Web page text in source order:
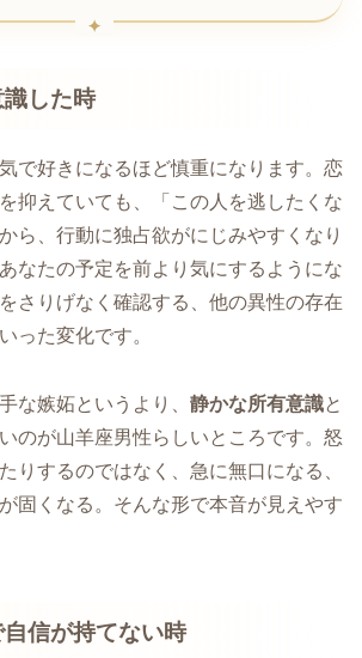
した時
で好きになるほど慎重になります。恋
抑えていても、「この人を逃したくな
ら、行動に独占欲がにじみやすくなり
なたの予定を前より気にするようにな
さりげなく確認する、他の異性の存在
った変化です。
な嫉妬というより、 静かな所有意識と
のが山羊座男性らしいところです。怒
りするのではなく、急に無口になる、
固くなる。そんな形で本音が見えやす
信が持てない時